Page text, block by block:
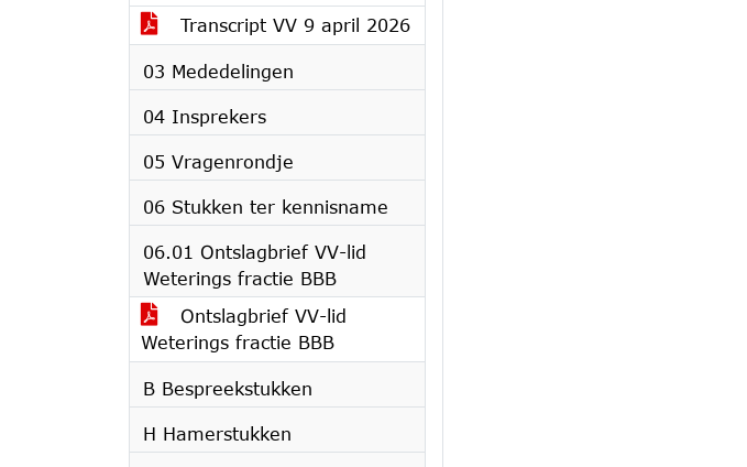
Transcript VV 9 april 2026
03 Mededelingen
04 Insprekers
05 Vragenrondje
06 Stukken ter kennisname
06.01 Ontslagbrief VV-lid
Weterings fractie BBB
Ontslagbrief VV-lid
Weterings fractie BBB
B Bespreekstukken
H Hamerstukken